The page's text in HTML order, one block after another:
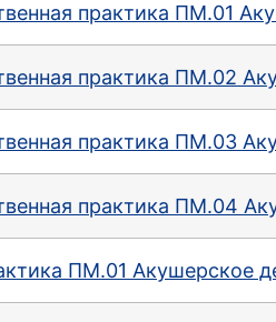
практика ПМ.01
практика ПМ.02
практика ПМ.03
практика ПМ.04
ПМ.01 Акушерское